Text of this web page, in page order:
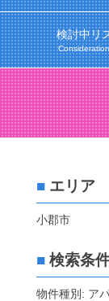
検討中リ
■エリア
小郡市
■検索条
物件種別: ア